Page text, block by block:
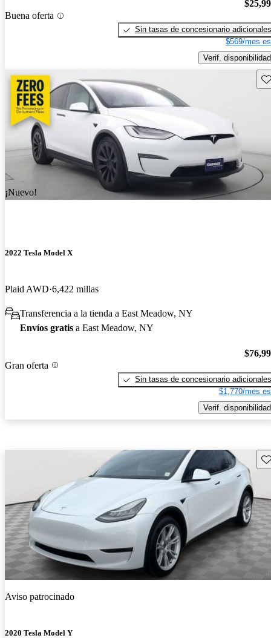
Buena oferta
Sin tasas de concesionario adicionales
$569/mes
Verif. disponibilidad
¡Nuevo!
2022 Tesla Model X
Plaid AWD 6,422 millas
Transferencia a la tienda a East Meadow, NY
Envíos gratis a East Meadow, NY
Gran oferta
Sin tasas de concesionario adicionales
$1,770/mes
Verif. disponibilidad
Aviso patrocinado
2020 Tesla Model Y